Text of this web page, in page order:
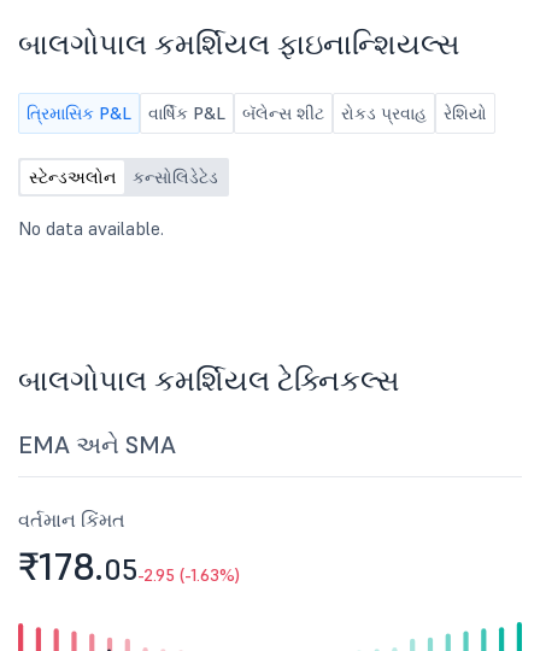
ચર્ચા કરવા માટે.
બાલગોપાલ કમર્શિયલ ફાઇનાન્શિયલ્સ
ત્રિમાસિક P&L વાર્ષિક P&L બૅલેન્સ શીટ રોકડ પ્રવાહ રેશિયો
સ્ટેન્ડઅલોન કન્સોલિડેટેડ
No data available.
બાલગોપાલ કમર્શિયલ ટેક્નિકલ્સ
EMA અને SMA
વર્તમાન કિંમત
₹178.05-2.95 (-1.63%)